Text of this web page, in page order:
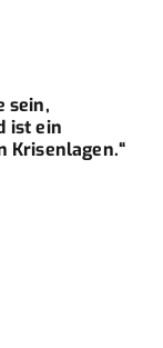
sein,
ist ein
Krisenlagen.“